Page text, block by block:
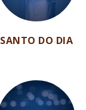
SANTO DO DIA